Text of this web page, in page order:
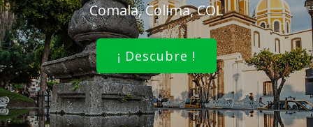
Comala, Colima, COL
¡ Descubre !